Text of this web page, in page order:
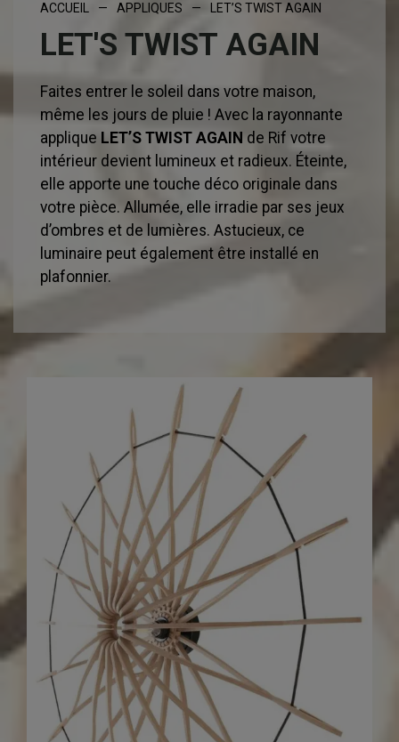
ACCUEIL — APPLIQUES — LET’S TWIST AGAIN
LET'S TWIST AGAIN
Faites entrer le soleil dans votre maison,
même les jours de pluie ! Avec la rayonnante
applique LET’S TWIST AGAIN de Rif votre
intérieur devient lumineux et radieux. Éteinte,
elle apporte une touche déco originale dans
votre pièce. Allumée, elle irradie par ses jeux
d’ombres et de lumières. Astucieux, ce
luminaire peut également être installé en
plafonnier.